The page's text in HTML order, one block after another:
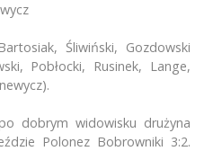
Śliwiński, Gozdowski
Pobłocki, Rusinek, Lange,
dobrym widowisku drużyna
Polonez Bobrowniki 3:2.